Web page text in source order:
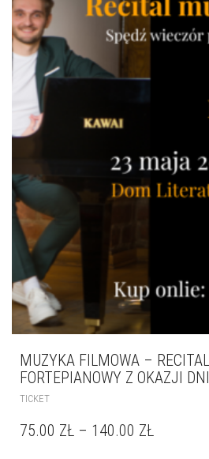
MUZYKA FILMOWA – RECITAL
FORTEPIANOWY Z OKAZJI
TICKET
75.00 ZŁ – 140.00 ZŁ